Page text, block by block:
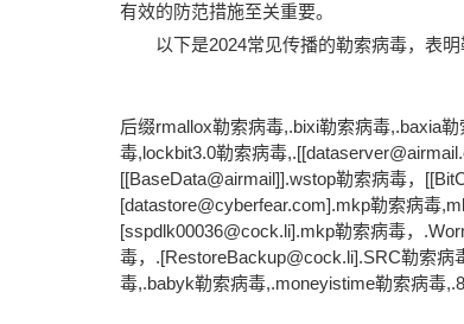
有效的防范措施至关重要。
以下是2024常见传播的勒索病毒，表
后缀rmallox勒索病毒,.bixi勒索病毒,.baxia
毒,lockbit3.0勒索病毒
[[BaseData@airmail]].wstop勒索病毒，
[datastore@cyberfear.com].mkp勒索病毒
[sspdlk00036@cock.li].mkp勒索病毒，
毒，.[RestoreBackup@cock.li].SRC勒索
毒,.babyk勒索病毒,.moneyistime勒索病毒